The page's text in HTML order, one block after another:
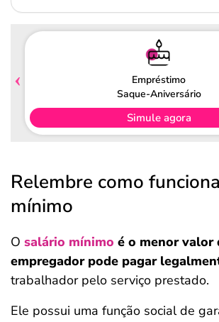
Empréstimo
Saque-Aniversário
Simule agora
Relembre como
mínimo
O salário mínimo é o menor valor
empregador pode pagar
trabalhador pelo serviço prestado.
Ele possui uma função social de